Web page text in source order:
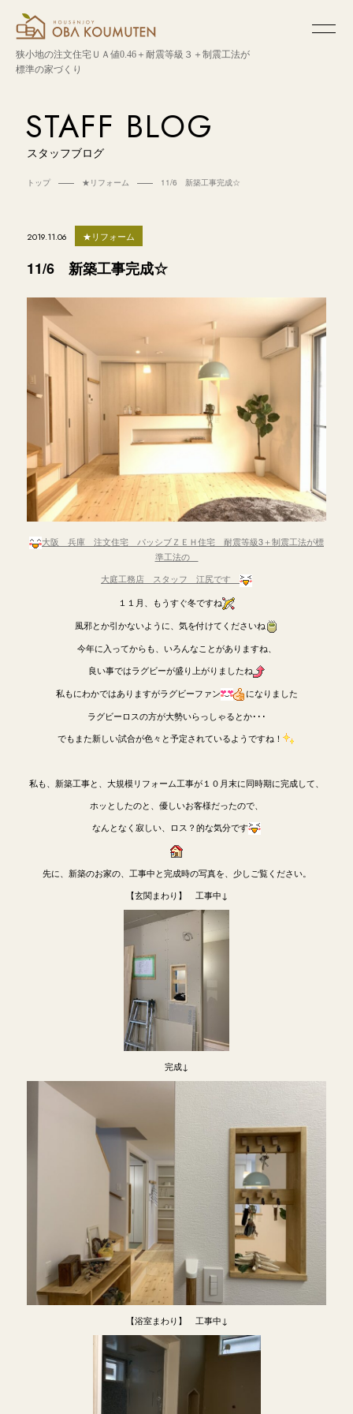
狭小地の注文住宅ＵＡ値0.46＋耐震等級３＋制震工法が
標準の家づくり
STAFF BLOG
スタッフブログ
トップ ★リフォーム 11/6 新築工事完成☆
2019.11.06 ★リフォーム
11/6 新築工事完成☆
大阪 兵庫 注文住宅 パッシブＺＥＨ住宅 耐震等級3＋制震工法が標
準工法の
大庭工務店 スタッフ 江尻です
１１月、もうすぐ冬ですね
風邪とか引かないように、気を付けてくださいね
今年に入ってからも、いろんなことがありますね、
良い事ではラグビーが盛り上がりましたね
私もにわかではありますがラグビーファン
になりました
ラグビーロスの方が大勢いらっしゃるとか･･･
でもまた新しい試合が色々と予定されているようですね！
私も、新築工事と、大規模リフォーム工事が１０月末に同時期に完成して、
ホッとしたのと、優しいお客様だったので、
なんとなく寂しい、ロス？的な気分です
先に、新築のお家の、工事中と完成時の写真を、少しご覧ください。
【玄関まわり】 工事中↓
完成↓
【浴室まわり】 工事中↓